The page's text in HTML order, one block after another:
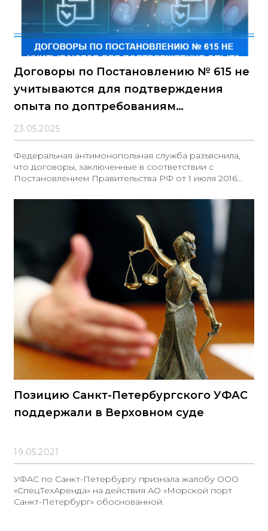
Договоры по Постановлению № 615 не
учитываются для подтверждения
опыта по доптребованиям
Постановления № 2571
23.05.2025
Федеральная антимонопольная служба разъяснила,
что договоры, заключенные в соответствии с
Постановлением Правительства РФ от 1 июля 2016
закупок для подтверждения опыта при установлении
дополнительных требований по позициям 10 и 15
Приложения к Постановлению № 2571 от 29 декабря
2021 года. Данное Постановление № 615
устанавливает особый порядок закупок,
осуществляемых в целях реализации функций
регионального оператора по капитальному ремонту
общего имущества в многоквартирных домах. ФАС
Позицию Санкт-Петербургского УФАС
поддержали в Верховном суде
19.05.2021
УФАС по Санкт-Петербургу признала жалобу ООО
«СпецТехАренда» на действия АО «Морской порт
Санкт-Петербург» обоснованной.